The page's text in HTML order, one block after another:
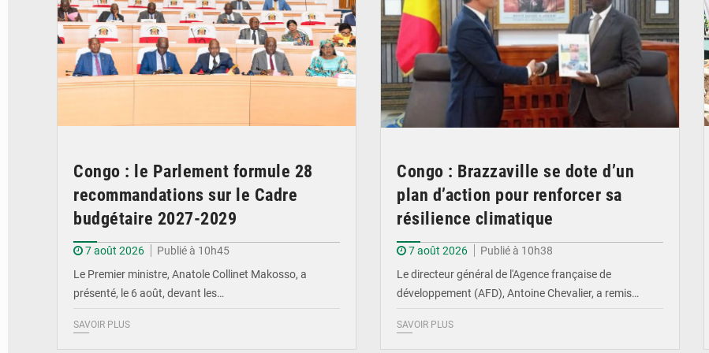
Congo : le Parlement formule 28
recommandations sur le Cadre
budgétaire 2027-2029
7 août 2026
Publié à 10h45
Le Premier ministre, Anatole Collinet Makosso, a
présenté, le 6 août, devant les…
SAVOIR PLUS
Congo : Brazzaville se dote d’un
plan d’action pour renforcer sa
résilience climatique
7 août 2026
Publié à 10h38
Le directeur général de l'Agence française de
développement (AFD), Antoine Chevalier, a remis…
SAVOIR PLUS